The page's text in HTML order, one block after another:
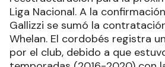
Liga Nacional. A la
Gallizzi se sumó la
Whelan. El cordobés registra
por el club, debido a que